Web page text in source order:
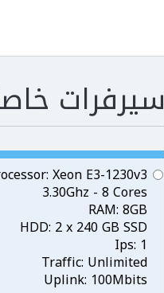
سيرفرات
Xeon E3-1230v3
3.30Ghz - 8 Cores
RAM: 8GB
HDD: 2 x 240 GB SSD
Ips: 1
Traffic: Unlimited
Uplink: 100Mbits